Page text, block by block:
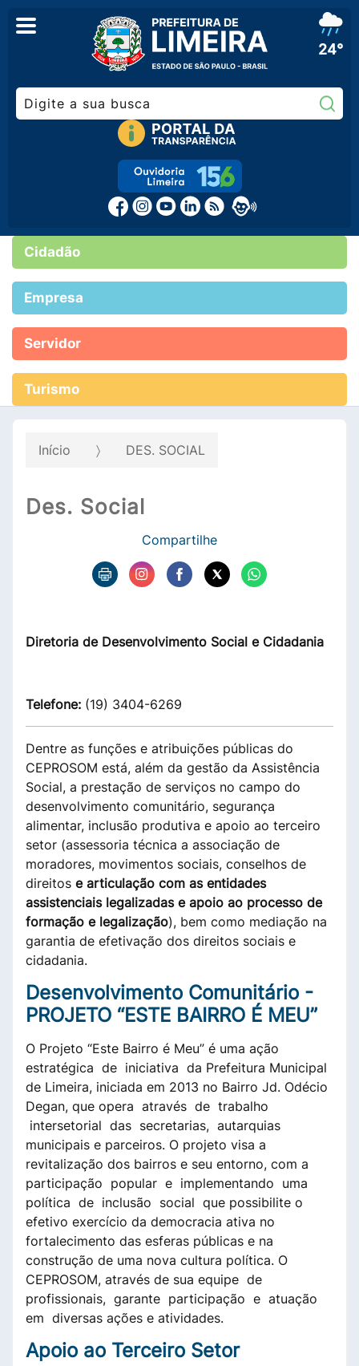
24°
Cidadão
Empresa
Servidor
Turismo
Início DES. SOCIAL
Des. Social
Compartilhe
Diretoria de Desenvolvimento Social e Cidadania
Telefone: (19) 3404-6269
Dentre as funções e atribuições públicas do
CEPROSOM está, além da gestão da Assistência
Social, a prestação de serviços no campo do
desenvolvimento comunitário, segurança
alimentar, inclusão produtiva e apoio ao terceiro
setor (assessoria técnica a associação de
moradores, movimentos sociais, conselhos de
direitos e articulação com as entidades
assistenciais legalizadas e apoio ao processo de
formação e legalização), bem como mediação na
garantia de efetivação dos direitos sociais e
cidadania.
Desenvolvimento Comunitário -
PROJETO “ESTE BAIRRO É MEU”
O Projeto “Este Bairro é Meu” é uma ação
estratégica de iniciativa da Prefeitura Municipal
de Limeira, iniciada em 2013 no Bairro Jd. Odécio
Degan, que opera através de trabalho
intersetorial das secretarias, autarquias
municipais e parceiros. O projeto visa a
revitalização dos bairros e seu entorno, com a
participação popular e implementando uma
política de inclusão social que possibilite o
efetivo exercício da democracia ativa no
fortalecimento das esferas públicas e na
construção de uma nova cultura política. O
CEPROSOM, através de sua equipe de
profissionais, garante participação e atuação
em diversas ações e atividades.
Apoio ao Terceiro Setor